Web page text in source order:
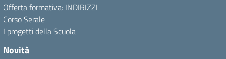
Offerta formativa: INDIRIZZI
Corso Serale
I progetti della Scuola
Novità